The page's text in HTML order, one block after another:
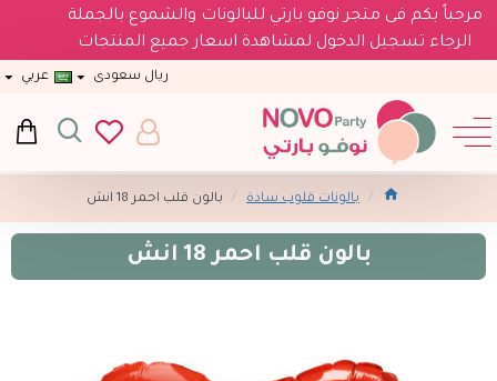
مرحباً بكم فى متجر نوفو بارتي للبالونات والشموع بالجملة
الرجاء تسجيل الدخول لمشاهدة اسعار جميع المنتجات
ريال سعودى عربي
بالونات قلوب سادة بالون قلب احمر 18 انش
بالون قلب احمر 18 انش